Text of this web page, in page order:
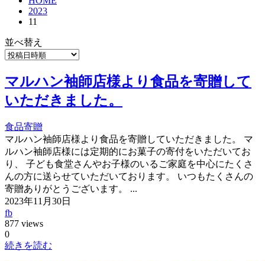
2023
11
並べ替え
マルハン袖師店様より食品を寄贈して
いただきました。
食品寄贈
マルハン袖師店様より食品を寄贈していただきました。 マ
ルハン袖師店様には定期的にお菓子の寄付をいただいてお
り、 子ども食堂さんやお子様のいるご家庭を中心にたくさ
んの方に送らせていただいております。 いつもたくさんの
寄贈ありがとうございます。 ...
2023年11月30日
fb
877 views
0
続きを読む